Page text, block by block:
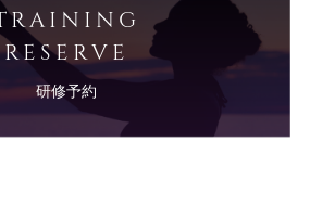
RESERVE
研修予約